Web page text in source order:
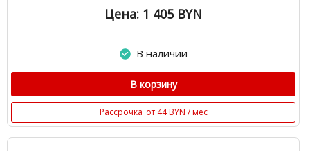
Цена: 1 405 BYN
В наличии
В корзину
Рассрочка от 44 BYN / мес